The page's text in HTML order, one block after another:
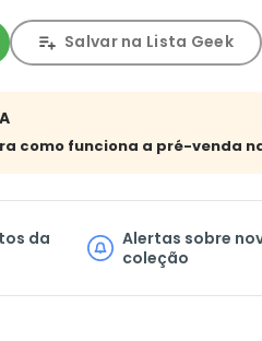
Salvar na Lista Geek
como funciona a pré-venda
da
Alertas sobre
coleção